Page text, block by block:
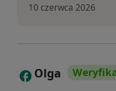
10 czerwca 2026
O Olga